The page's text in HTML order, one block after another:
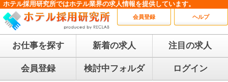
ホテル採用研究所ではホテル業界の求人情報を提供しています。
会員登録 ヘルプ
お仕事を探す 新着の求人 注目の求人
会員登録 検討中フォルダ ログイン